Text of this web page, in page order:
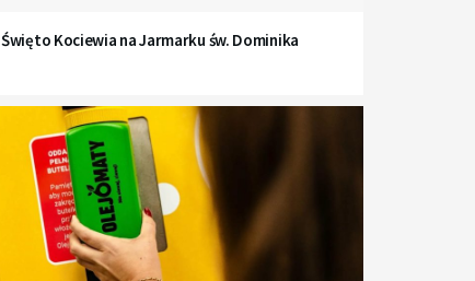
Święto Kociewia na Jarmarku św. Dominika